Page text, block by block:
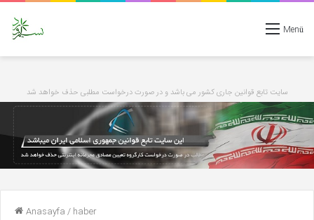
Menü
سایت تابع قوانین جاری کشور می باشد و در صورت درخواست مطلبی حذف خواهد شد
Anasayfa/haber